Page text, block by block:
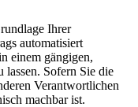
Ihrer
automatisiert
einem gängigen,
lassen. Sofern Sie die
Verantwortlichen
machbar ist.